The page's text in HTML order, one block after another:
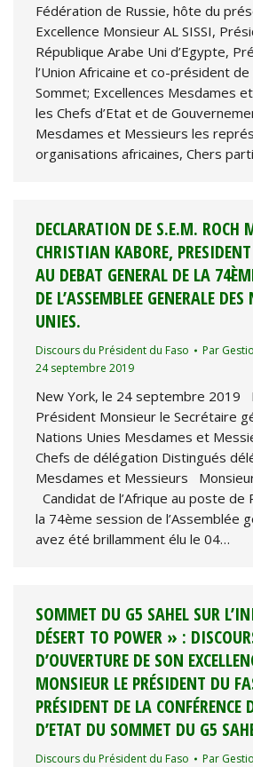
Fédération de Russie, hôte du
Excellence Monsieur AL SISSI,
République Arabe Uni d’Egypte,
l’Union Africaine et co-président
Sommet; Excellences Mesdames
les Chefs d’Etat et de
Mesdames et Messieurs les
organisations africaines, Chers
DECLARATION DE S.E.M. ROCH
CHRISTIAN KABORE,
AU DEBAT GENERAL DE LA
DE L’ASSEMBLEE GENERALE
UNIES.
Discours du Président du Faso Par
24 septembre 2019
New York, le 24 septembre 2019
Président Monsieur le Secrétaire
Nations Unies Mesdames et
Chefs de délégation Distingués
Mesdames et Messieurs
Candidat de l’Afrique au poste de
la 74ème session de l’Assemblée
avez été brillamment élu le 04…
SOMMET DU G5 SAHEL SUR
DÉSERT TO POWER » :
D’OUVERTURE DE SON
MONSIEUR LE PRÉSIDENT DU
PRÉSIDENT DE LA CONFÉRENCE
D’ETAT DU SOMMET DU G5
Discours du Président du Faso Par